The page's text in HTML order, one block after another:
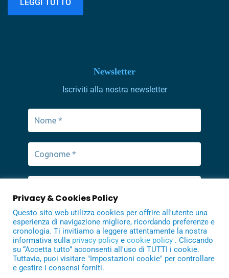
Newsletter
Privacy & Cookies Policy
Questo sito web utilizza cookies per offrire all'utente una
esperienza di navigazione migliore, ricordando preferenze e
cronologia. Ti invitiamo a leggere attentamente la nostra
informativa sulla privacy policy e cookie policy . Cliccando
su “Accetta tutto” acconsenti all'uso di TUTTI i cookie.
Tuttavia, puoi visitare "Impostazioni cookie" per controllare
e gestire i consensi forniti.